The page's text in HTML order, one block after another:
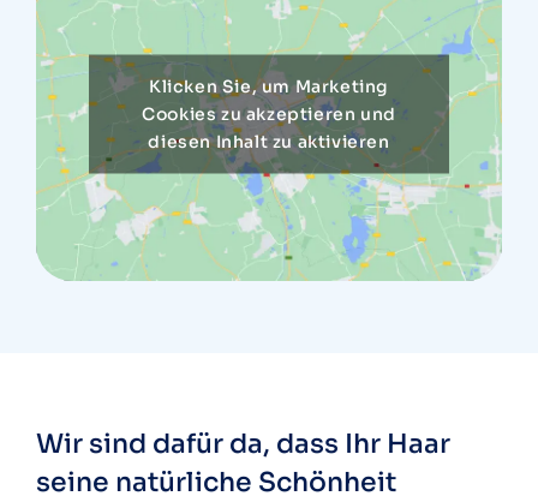
Klicken Sie, um Marketing
Cookies zu akzeptieren und
diesen Inhalt zu aktivieren
Wir sind dafür da, dass Ihr Haar
seine natürliche Schönheit